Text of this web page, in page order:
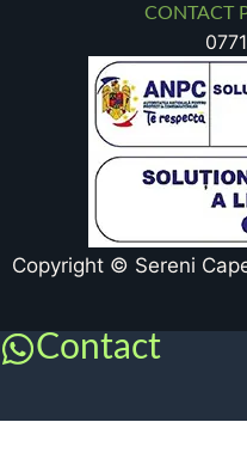
CONTACT
Copyright © Sereni
Contact